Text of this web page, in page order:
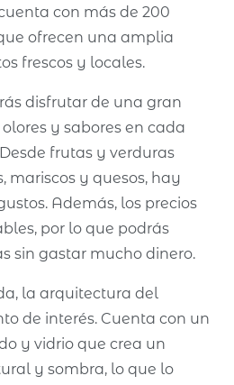
con más de 200
ofrecen una amplia
frescos y locales.
disfrutar de una gran
y sabores en cada
frutas y verduras
mariscos y quesos, hay
Además, los precios
por lo que podrás
sin gastar mucho dinero.
la arquitectura del
de interés. Cuenta con un
y vidrio que crea un
y sombra, lo que lo